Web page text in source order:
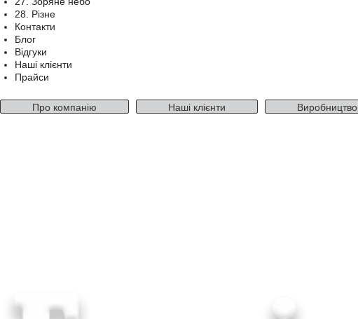
28. Різне
Контакти
Блог
Відгуки
Наші клієнти
Прайси
Про компанію Наші клієнти Виробництво